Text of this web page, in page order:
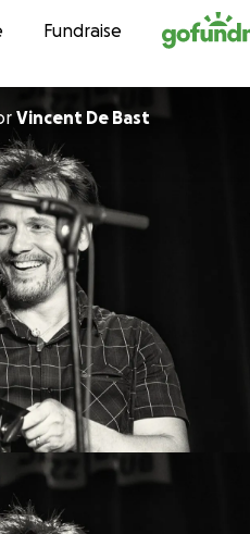
contentFundraise
Vincent De Bast